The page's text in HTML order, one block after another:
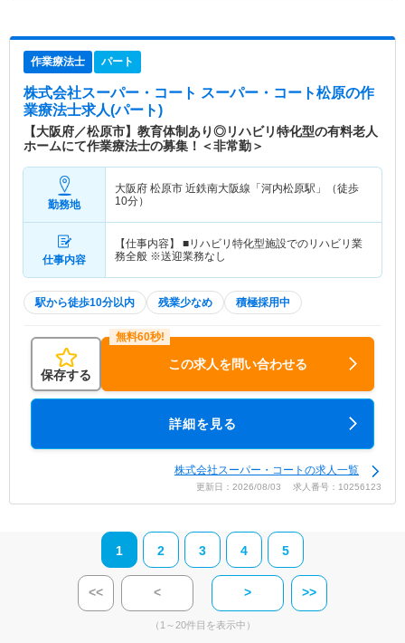
作業療法士 パート
株式会社スーパー・コート スーパー・コート松原の作
業療法士求人(パート)
【大阪府／松原市】教育体制あり◎リハビリ特化型の有料老人
ホームにて作業療法士の募集！＜非常勤＞
勤務地
大阪府 松原市 近鉄南大阪線「河内松原駅」（徒歩
10分）
仕事内容
【仕事内容】 ■リハビリ特化型施設でのリハビリ業
務全般 ※送迎業務なし
駅から徒歩10分以内 残業少なめ 積極採用中
保存する
この求人を問い合わせる
詳細を見る
株式会社スーパー・コートの求人一覧
更新日：2026/08/03 求人番号：10256123
1 2 3 4 5
<< < > >>
（1～20件目を表示中）